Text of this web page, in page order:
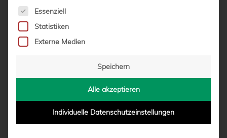
Es folgt eine Liste der Service-Gruppen, für die eine
Essenziell
Statistiken
Externe Medien
Speichern
Alle akzeptieren
Individuelle Datenschutzeinstellungen